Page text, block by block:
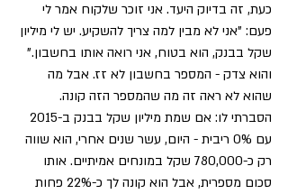
כעת, זה בדיוק היעד. אני זוכר שלקוח אמר לי
פעם: "אני לא מבין למה צריך להשקיע. יש לי מיליון
שקל בבנק, הוא בטוח, אני רואה אותו בחשבון."
והוא צדק - המספר בחשבון לא זז. אבל מה
שהוא לא ראה זה מה שהמספר הזה קונה.
עם 0% ריבית - היום, עשר שנים אחרי, הוא שווה
רק כ-780,000 שקל במונחים אמיתיים. אותו
סכום מספרית, אבל הוא קונה לך כ-22% פחות